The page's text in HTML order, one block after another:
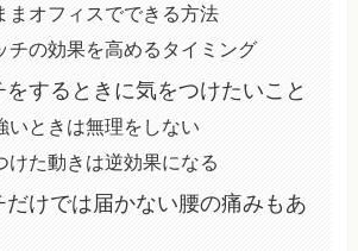
まオフィスでできる方法
チの効果を高めるタイミング
をするときに気をつけたいこと
いときは無理をしない
けた動きは逆効果になる
だけでは届かない腰の痛みもあ